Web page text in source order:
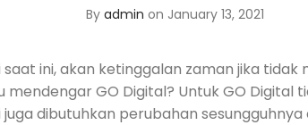
By admin on January 13, 2021
ini, akan ketinggalan zaman jika
mendengar GO Digital? Untuk GO Digital
dibutuhkan perubahan sesungguhnya